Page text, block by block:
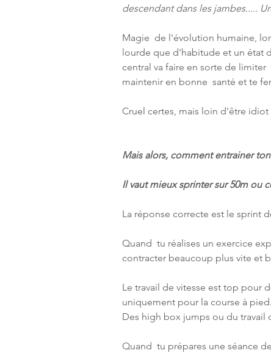
descendant dans les jambes.....
Magie  de l'évolution humaine,
lourde que d'habitude et un état
central va faire en sorte de
maintenir en bonne  santé et te
Cruel certes, mais loin d'être
Mais alors, comment entrainer
Il vaut mieux sprinter sur 50m ou
La réponse correcte est le sprint
Quand  tu réalises un exercice
contracter beaucoup plus vite et
Le travail de vitesse est top pour
uniquement pour la course à pied.
Des high box jumps ou du travail
Quand  tu prépares une séance